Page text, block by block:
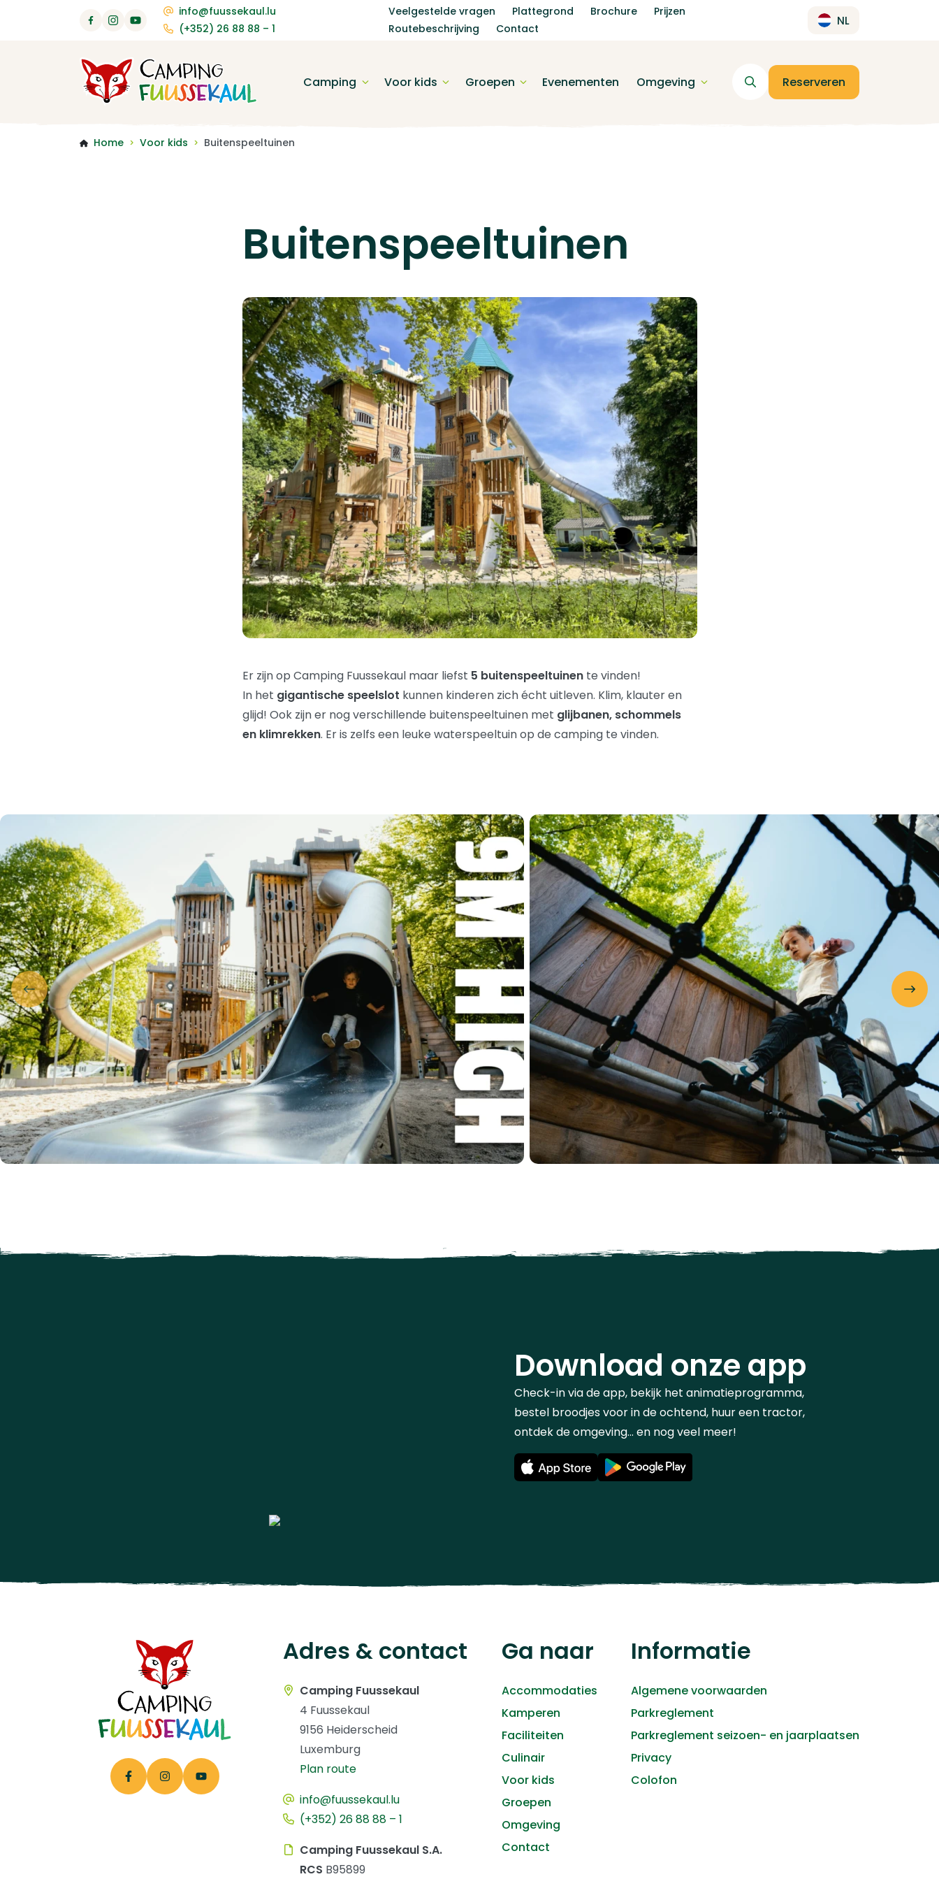
info@fuussekaul.lu
(+352) 26 88 88 – 1
Veelgestelde vragen Plattegrond Brochure
Prijzen
Routebeschrijving
Contact
NL
Camping Voor kids Groepen Evenementen Omgeving Reserveren
Home > Voor kids > Buitenspeeltuinen
Buitenspeeltuinen
Er zijn op Camping Fuussekaul maar liefst 5 buitenspeeltuinente vinden!
In het gigantische speelslot kunnen kinderen zich écht uitleven. Klim, klauter en
glijd! Ook zijn er nog verschillende buitenspeeltuinen met glijbanen, schommels
en klimrekken. Er is zelfs een leuke waterspeeltuin op de camping te vinden.
Download onze app
Check-in via de app, bekijk het animatieprogramma,
bestel broodjes voor in de ochtend, huur een tractor,
ontdek de omgeving... en nog veel meer!
Adres & contact
Camping Fuussekaul
4 Fuussekaul
9156 Heiderscheid
Luxemburg
Plan route
info@fuussekaul.lu
(+352) 26 88 88 – 1
Camping Fuussekaul S.A.
RCS B95899
Ga naar
Accommodaties
Kamperen
Faciliteiten
Culinair
Voor kids
Groepen
Omgeving
Contact
Informatie
Algemene voorwaarden
Parkreglement
Parkreglement seizoen- en jaarplaatsen
Privacy
Colofon